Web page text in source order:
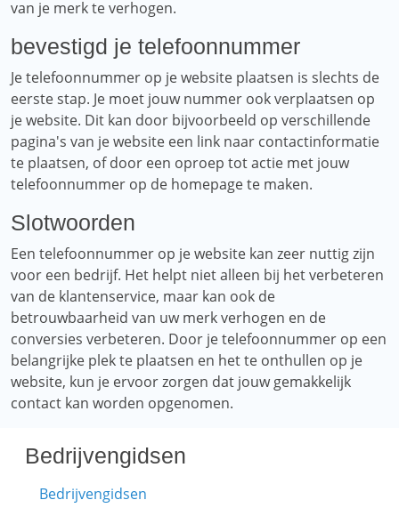
van je merk te verhogen.
bevestigd je telefoonnummer
Je telefoonnummer op je website plaatsen is slechts de
eerste stap. Je moet jouw nummer ook verplaatsen op
je website. Dit kan door bijvoorbeeld op verschillende
pagina's van je website een link naar contactinformatie
te plaatsen, of door een oproep tot actie met jouw
telefoonnummer op de homepage te maken.
Slotwoorden
Een telefoonnummer op je website kan zeer nuttig zijn
voor een bedrijf. Het helpt niet alleen bij het verbeteren
van de klantenservice, maar kan ook de
betrouwbaarheid van uw merk verhogen en de
conversies verbeteren. Door je telefoonnummer op een
belangrijke plek te plaatsen en het te onthullen op je
website, kun je ervoor zorgen dat jouw gemakkelijk
contact kan worden opgenomen.
Bedrijvengidsen
Bedrijvengidsen